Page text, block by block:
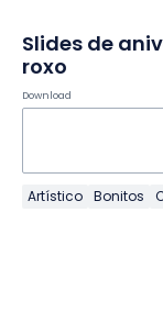
Slides de
roxo
Download
Artístico Bonitos